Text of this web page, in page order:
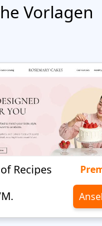
Vorlagen
Recipes